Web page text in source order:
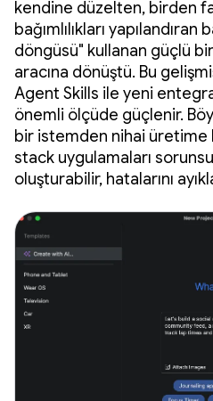
kendine düzelten, birden
bağımlılıkları yapılandıran
döngüsü" kullanan güçlü
aracına dönüştü. Bu
Agent Skills ile yeni
önemli ölçüde güçlenir.
bir istemden nihai üretime
stack uygulamaları
oluşturabilir, hatalarını